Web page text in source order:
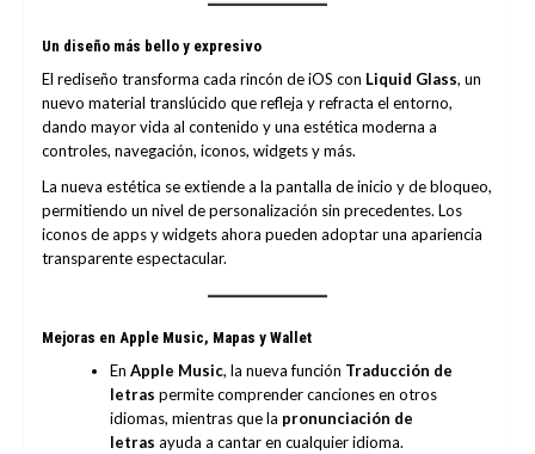
Un diseño más bello y expresivo
El rediseño transforma cada rincón de iOS con Liquid Glass, un
nuevo material translúcido que refleja y refracta el entorno,
dando mayor vida al contenido y una estética moderna a
controles, navegación, iconos, widgets y más.
La nueva estética se extiende a la pantalla de inicio y de bloqueo,
permitiendo un nivel de personalización sin precedentes. Los
iconos de apps y widgets ahora pueden adoptar una apariencia
transparente espectacular.
Mejoras en Apple Music, Mapas y Wallet
En Apple Music, la nueva función Traducción de
letras permite comprender canciones en otros
idiomas, mientras que la pronunciación de
letras ayuda a cantar en cualquier idioma.